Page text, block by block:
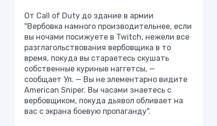
От Call of Duty до здание в армии
"Вербовка намного производительнее, если
вы ночами посижуете в Twitch, нежели все
разглагольствования вербовщика в то
время, покуда вы стараетесь скушать
собственные куриные наггетсы, —
сообщает Ул. — Вы не элементарно видите
American Sniper. Вы часами знаетесь с
вербовщиком, покуда дьявол обливает на
вас с экрана боевую пропаганду".